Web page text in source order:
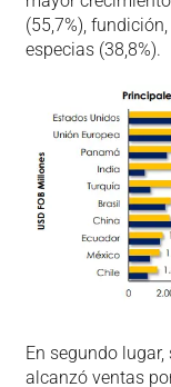
(55,7%),
especias (38,8%).
En segundo
alcanzó ventas